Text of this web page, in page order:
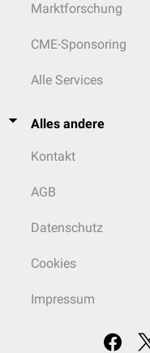
Marktforschung
CME-Sponsoring
Alle Services
Alles andere
Kontakt
AGB
Datenschutz
Cookies
Impressum